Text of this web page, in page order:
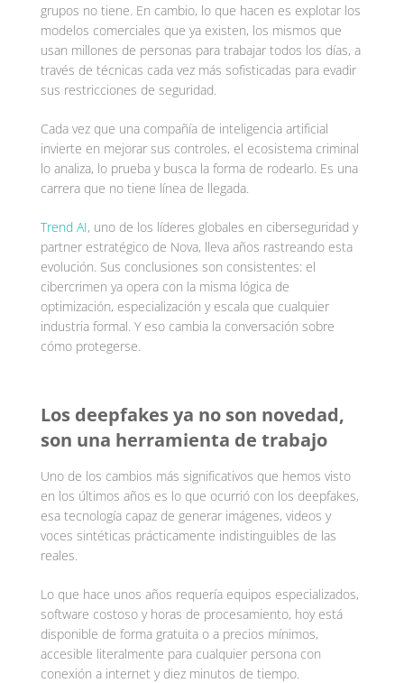
grupos no tiene. En cambio, lo que hacen es explotar los
modelos comerciales que ya existen, los mismos que
usan millones de personas para trabajar todos los días, a
través de técnicas cada vez más sofisticadas para evadir
sus restricciones de seguridad.
Cada vez que una compañía de inteligencia artificial
invierte en mejorar sus controles, el ecosistema criminal
lo analiza, lo prueba y busca la forma de rodearlo. Es una
carrera que no tiene línea de llegada.
Trend AI, uno de los líderes globales en ciberseguridad y
partner estratégico de Nova, lleva años rastreando esta
evolución. Sus conclusiones son consistentes: el
cibercrimen ya opera con la misma lógica de
optimización, especialización y escala que cualquier
industria formal. Y eso cambia la conversación sobre
cómo protegerse.
Los deepfakes ya no son novedad,
son una herramienta de trabajo
Uno de los cambios más significativos que hemos visto
en los últimos años es lo que ocurrió con los deepfakes,
esa tecnología capaz de generar imágenes, videos y
voces sintéticas prácticamente indistinguibles de las
reales.
Lo que hace unos años requería equipos especializados,
software costoso y horas de procesamiento, hoy está
disponible de forma gratuita o a precios mínimos,
accesible literalmente para cualquier persona con
conexión a internet y diez minutos de tiempo.